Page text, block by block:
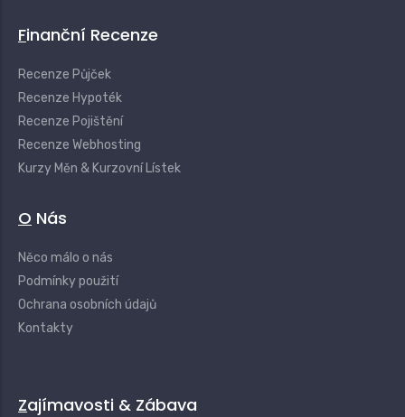
Finanční Recenze
Recenze Půjček
Recenze Hypoték
Recenze Pojištění
Recenze Webhosting
Kurzy Měn & Kurzovní Lístek
O Nás
Něco málo o nás
Podmínky použití
Ochrana osobních údajů
Kontakty
Zajímavosti & Zábava